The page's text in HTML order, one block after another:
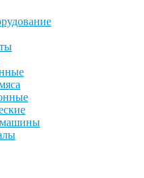
машины